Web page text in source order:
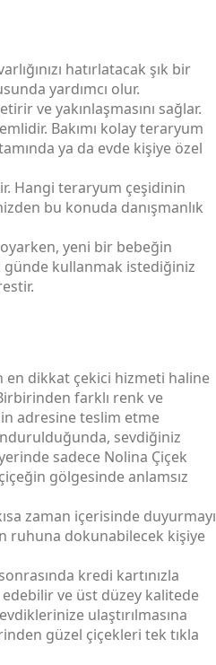
hatırlatacak şık bir
yardımcı olur.
ve yakınlaşmasını sağlar.
Bakımı kolay teraryum
ya da evde kişiye özel
Hangi teraryum çeşidinin
bu konuda danışmanlık
yeni bir bebeğin
günde kullanmak istediğiniz
en dikkat çekici hizmeti haline
farklı renk ve
adresine teslim etme
sevdiğiniz
sadece Nolina Çiçek
gölgesinde anlamsız
zaman içerisinde duyurmayı
ruhuna dokunabilecek kişiye
kredi kartınızla
ve üst düzey kalitede
ulaştırılmasına
güzel çiçekleri tek tıkla